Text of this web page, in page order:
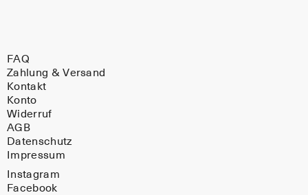
FAQ
Zahlung & Versand
Kontakt
Konto
Widerruf
AGB
Datenschutz
Impressum
Instagram
Facebook